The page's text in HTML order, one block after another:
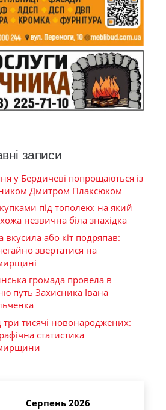
записи
у Бердичеві попрощаються із
Дмитром Плаксюком
під тополею: на який
незвична біла знахідка
вкусила або кіт подряпав:
звертатися на
громада провела в
путь Захисника Івана
тисячі новонароджених:
статистика
Серпень 2026